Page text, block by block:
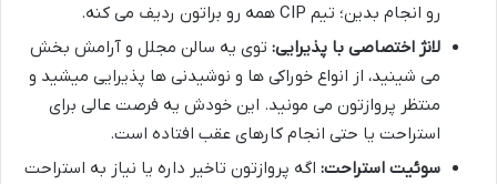
رو انجام بدین؛ تیم CIP همه رو براتون ردیف می کنه.
لانژ اختصاصی با پذیرایی: توی یه سالن مجلل و آرامش بخش
می شینید، از انواع خوراکی ها و نوشیدنی ها پذیرایی میشید و
منتظر پروازتون می مونید. این خودش یه فرصت عالی برای
استراحت یا حتی انجام کارهای عقب افتاده است.
سوئیت استراحت: اگه پروازتون تاخیر داره یا نیاز به استراحت